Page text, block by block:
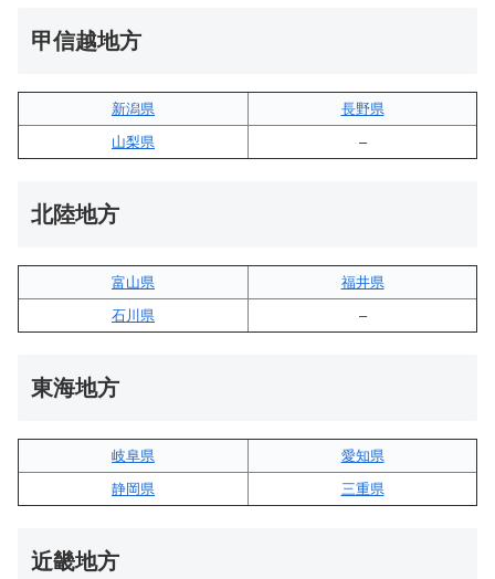
甲信越地方
新潟県
長野県
山梨県
–
北陸地方
富山県
福井県
石川県
–
東海地方
岐阜県
愛知県
静岡県
三重県
近畿地方